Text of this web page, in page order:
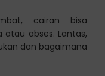
cairan bisa
abses. Lantas,
dan bagaimana